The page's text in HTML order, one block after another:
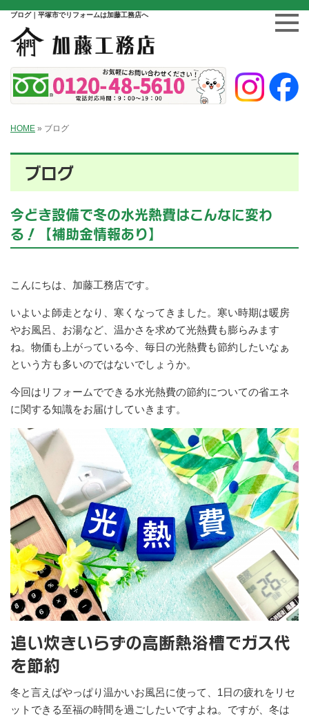
ブログ｜平塚市でリフォームは加藤工務店へ
HOME » ブログ
ブログ
今どき設備で冬の水光熱費はこんなに変わ
る！【補助金情報あり】
こんにちは、加藤工務店です。
いよいよ師走となり、寒くなってきました。寒い時期は暖房
やお風呂、お湯など、温かさを求めて光熱費も膨らみます
ね。物価も上がっている今、毎日の光熱費も節約したいなぁ
という方も多いのではないでしょうか。
今回はリフォームでできる水光熱費の節約についての省エネ
に関する知識をお届けしていきます。
追い炊きいらずの高断熱浴槽でガス代
を節約
冬と言えばやっぱり温かいお風呂に使って、1日の疲れをリセ
ットできる至福の時間を過ごしたいですよね。ですが、冬は